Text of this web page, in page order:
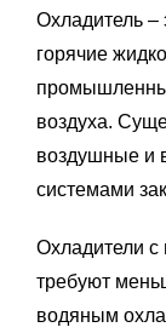
Охладитель –
горячие
воздуха.
воздушные и
системами
Охладители
требуют
водяным